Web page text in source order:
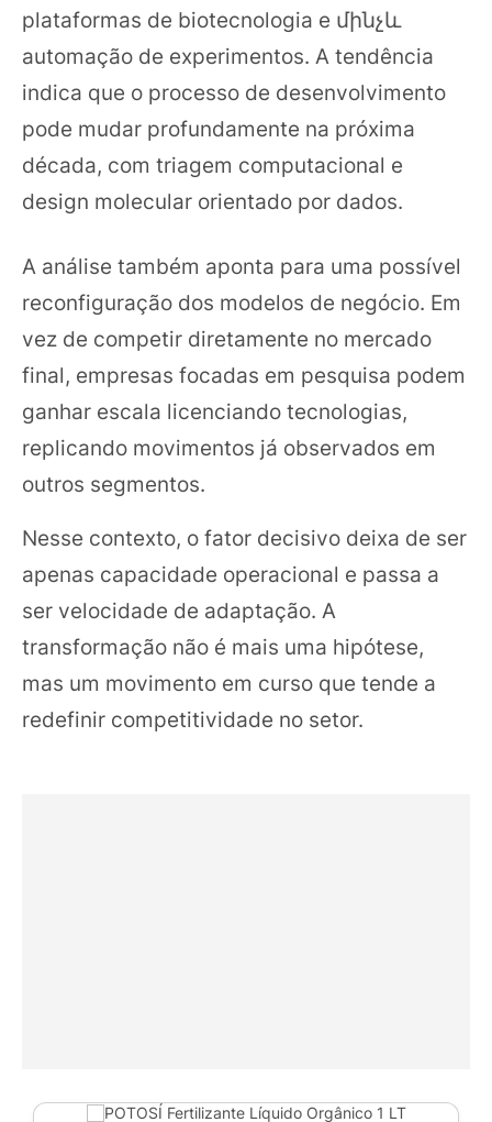
plataformas de biotecnologia e մինչև
automação de experimentos. A tendência
indica que o processo de desenvolvimento
pode mudar profundamente na próxima
década, com triagem computacional e
design molecular orientado por dados.
A análise também aponta para uma possível
reconfiguração dos modelos de negócio. Em
vez de competir diretamente no mercado
final, empresas focadas em pesquisa podem
ganhar escala licenciando tecnologias,
replicando movimentos já observados em
outros segmentos.
Nesse contexto, o fator decisivo deixa de ser
apenas capacidade operacional e passa a
ser velocidade de adaptação. A
transformação não é mais uma hipótese,
mas um movimento em curso que tende a
redefinir competitividade no setor.